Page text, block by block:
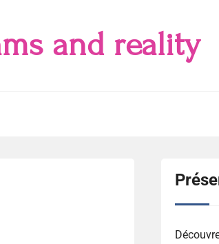
and reality